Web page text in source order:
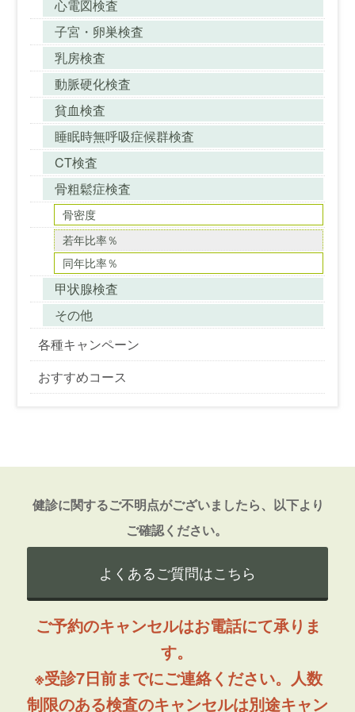
心電図検査
子宮・卵巣検査
乳房検査
動脈硬化検査
貧血検査
睡眠時無呼吸症候群検査
CT検査
骨粗鬆症検査
骨密度
若年比率％
同年比率％
甲状腺検査
その他
各種キャンペーン
おすすめコース
健診に関するご不明点がございましたら、以下より
ご確認ください。
よくあるご質問はこちら
ご予約のキャンセルはお電話にて承りま
す。
※受診7日前までにご連絡ください。人数
制限のある検査のキャンセルは別途キャン